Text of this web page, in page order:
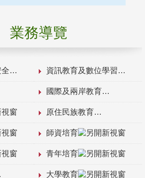
業務導覽
資訊教育及數位學習
國際及兩岸教育
原住民族教育
師資培育
青年培育
大學教育